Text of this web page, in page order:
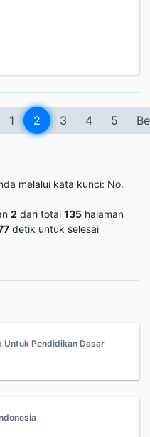
1 2 3 4 5
melalui kata kunci: No.
2 dari total 135 halaman
detik untuk selesai
Untuk Pendidikan Dasar